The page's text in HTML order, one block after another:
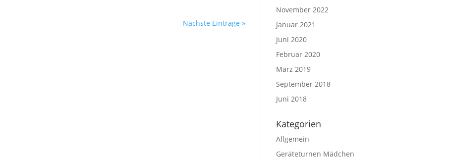
Nächste Einträge »
November 2022
Januar 2021
Juni 2020
Februar 2020
März 2019
September 2018
Juni 2018
Kategorien
Allgemein
Geräteturnen Mädchen